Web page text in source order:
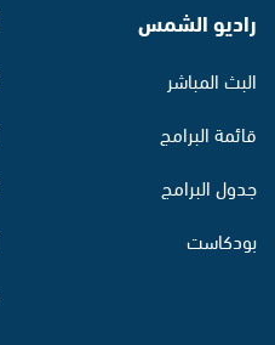
راديو الشمس
البث المباشر
قائمة البرامج
جدول البرامج
بودكاست